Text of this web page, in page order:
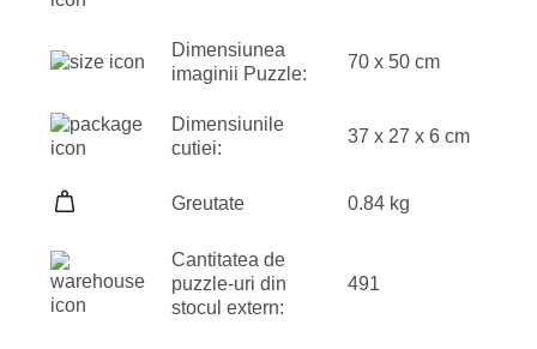
Dimensiunea
imaginii Puzzle:
70 x 50 cm
Dimensiunile
cutiei:
37 x 27 x 6 cm
Greutate 0.84 kg
Cantitatea de
puzzle-uri din
stocul extern:
491